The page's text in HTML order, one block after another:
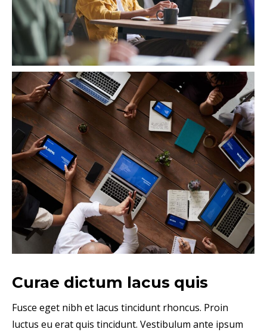
Curae dictum lacus quis
Fusce eget nibh et lacus tincidunt rhoncus. Proin
luctus eu erat quis tincidunt. Vestibulum ante ipsum